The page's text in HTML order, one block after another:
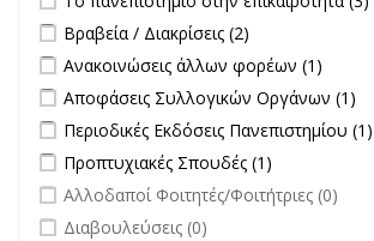
Apply Βραβεία / Διακρίσεις filter
Βραβεία / Διακρίσεις (2)
Apply Ανακοινώσεις άλλων φορέων
Ανακοινώσεις άλλων φορέων (1)
Apply Αποφάσεις Συλλογικών
Αποφάσεις Συλλογικών Οργάνων (1)
Apply Περιοδικές Εκδόσεις
Περιοδικές Εκδόσεις Πανεπιστημίου (1)
Apply Προπτυχιακές Σπουδές filter
Προπτυχιακές Σπουδές (1)
undefined
Αλλοδαποί Φοιτητές/Φοιτήτριες (0)
undefined
Διαβουλεύσεις (0)